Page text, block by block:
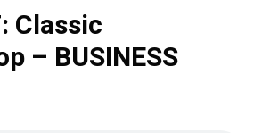
Classic
– BUSINESS